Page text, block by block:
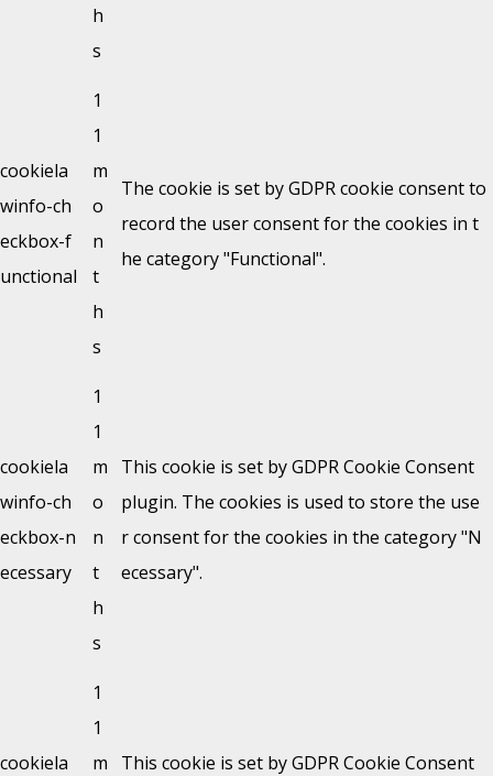
h
s
cookiela
winfo-ch
eckbox-f
unctional
1
1
m
o
n
t
h
s
The cookie is set by GDPR cookie consent to
record the user consent for the cookies in t
he category "Functional".
cookiela
winfo-ch
eckbox-n
ecessary
1
1
m
o
n
t
h
s
This cookie is set by GDPR Cookie Consent
plugin. The cookies is used to store the use
r consent for the cookies in the category "N
ecessary".
cookiela
1
1
m
This cookie is set by GDPR Cookie Consent